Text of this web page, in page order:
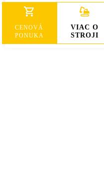
Hmotnosť
CENOVÁ
PONUKA
VIAC O
STROJI